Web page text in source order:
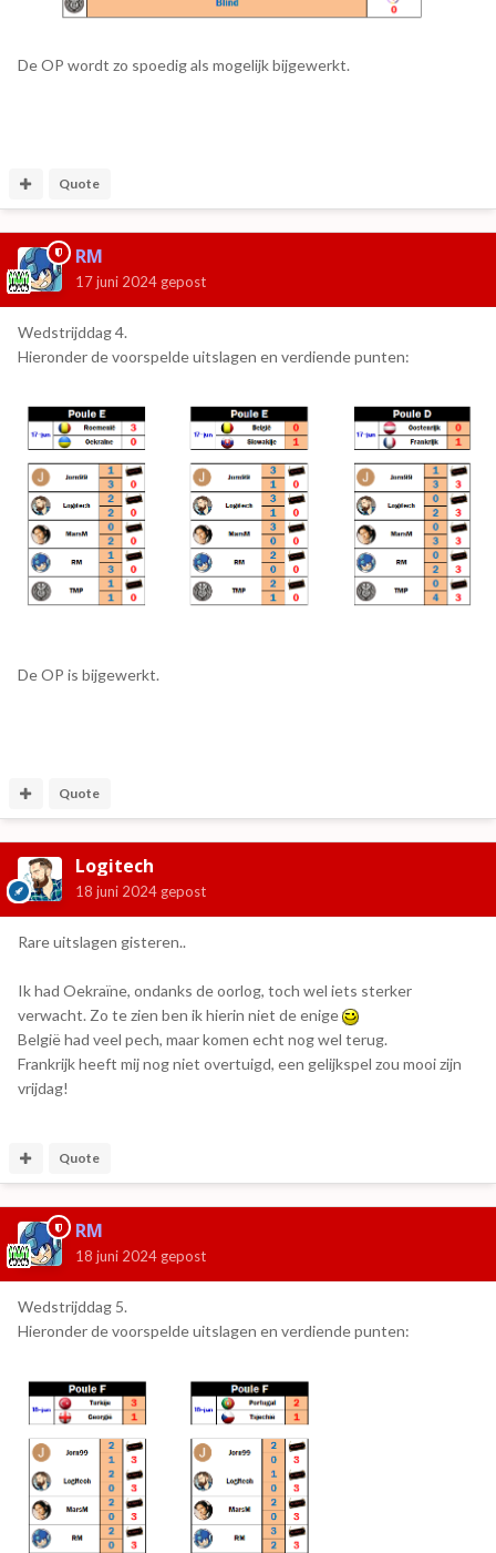
De OP wordt zo spoedig als mogelijk bijgewerkt.
Quote
RM
17 juni 2024 gepost
Wedstrijddag 4.
Hieronder de voorspelde uitslagen en verdiende punten:
De OP is bijgewerkt.
Quote
Logitech
18 juni 2024 gepost
Rare uitslagen gisteren..
Ik had Oekraïne, ondanks de oorlog, toch wel iets sterker
verwacht. Zo te zien ben ik hierin niet de enige
België had veel pech, maar komen echt nog wel terug.
Frankrijk heeft mij nog niet overtuigd, een gelijkspel zou mooi zijn
vrijdag!
Quote
RM
18 juni 2024 gepost
Wedstrijddag 5.
Hieronder de voorspelde uitslagen en verdiende punten: